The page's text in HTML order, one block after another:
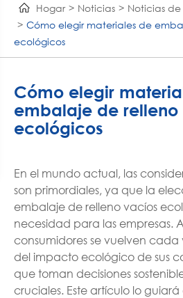
Hogar Noticias
Noticias
Cómo elegir materiales de
ecológicos
Cómo elegir
embalaje de
ecológicos
En el mundo actual, las
son primordiales, ya que la
embalaje de relleno vacíos
necesidad para las empresas.
consumidores se vuelven cada
del impacto ecológico de sus
que toman decisiones
cruciales. Este artículo lo